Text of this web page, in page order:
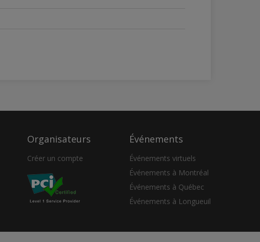
Organisateurs
Créer un compte
Événements
Événements virtuels
Événements à Montréal
Événements à Québec
Événements à Longueuil